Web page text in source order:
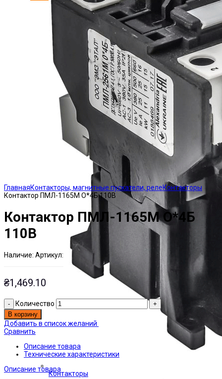
Контакторы
ГлавнаяКонтакторы, магнитные пускатели, релеКонтакторы
Контактор ПМЛ-1165М О*4Б 110В
Контактор ПМЛ-1165М О*4Б
110В
Наличие: Есть на складе
Артикул:
ЭТАЛ0172854
₴1,469.10
Количество
В корзину
Добавить в список желаний
Сравнить
Описание товара
Технические характеристики
Описание товара